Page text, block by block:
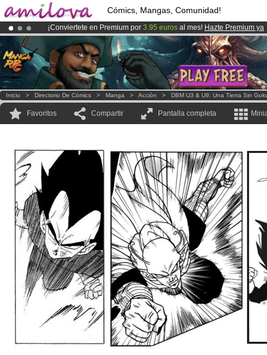
Cómics, Mangas, Comunidad!
¡Conviertete en Premium por 3.95 euros al mes! Hazte Premium ya
¡El Kickstarter Amilova está desormado lanzado!.
¡Ya tenemos 134393miembrosy 1208 Cómics y Mangas!.
Inicio > Directorio De Cómics > Manga > Acción > DBM U3 & U9: Una Tierra Sin
Favoritos Compartir Pantalla completa